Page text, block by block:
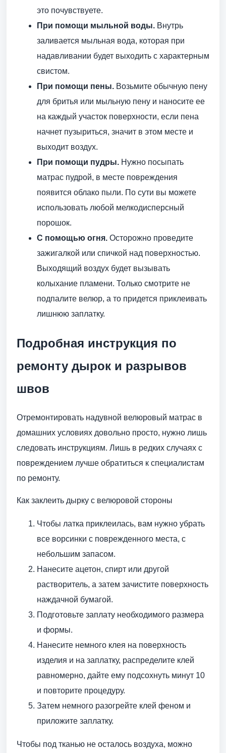
это почувствуете.
При помощи мыльной воды. Внутрь
заливается мыльная вода, которая при
надавливании будет выходить с характерным
свистом.
При помощи пены. Возьмите обычную пену
для бритья или мыльную пену и наносите ее
на каждый участок поверхности, если пена
начнет пузыриться, значит в этом месте и
выходит воздух.
При помощи пудры. Нужно посыпать
матрас пудрой, в месте повреждения
появится облако пыли. По сути вы можете
использовать любой мелкодисперсный
порошок.
С помощью огня. Осторожно проведите
зажигалкой или спичкой над поверхностью.
Выходящий воздух будет вызывать
колыхание пламени. Только смотрите не
подпалите велюр, а то придется приклеивать
лишнюю заплатку.
Подробная инструкция по
ремонту дырок и разрывов
швов
Отремонтировать надувной велюровый матрас в
домашних условиях довольно просто, нужно лишь
следовать инструкциям. Лишь в редких случаях с
повреждением лучше обратиться к специалистам
по ремонту.
Как заклеить дырку с велюровой стороны
Чтобы латка приклеилась, вам нужно убрать
все ворсинки с поврежденного места, с
небольшим запасом.
Нанесите ацетон, спирт или другой
растворитель, а затем зачистите поверхность
наждачной бумагой.
Подготовьте заплату необходимого размера
и формы.
Нанесите немного клея на поверхность
изделия и на заплатку, распределите клей
равномерно, дайте ему подсохнуть минут 10
и повторите процедуру.
Затем немного разогрейте клей феном и
приложите заплатку.
Чтобы под тканью не осталось воздуха, можно